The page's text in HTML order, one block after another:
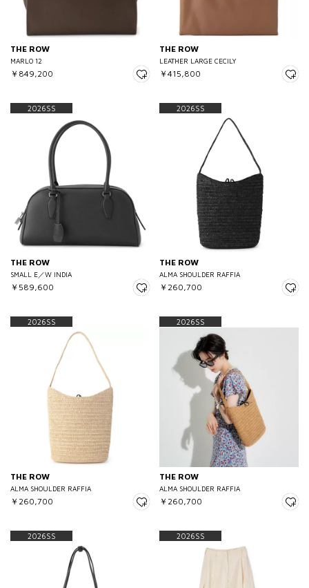
THE ROW
MARLO 12
￥849,200
THE ROW
LEATHER LARGE CECILY
￥415,800
2026SS
THE ROW
SMALL E／W INDIA
￥589,600
2026SS
THE ROW
ALMA SHOULDER RAFFIA
￥260,700
2026SS
THE ROW
ALMA SHOULDER RAFFIA
￥260,700
2026SS
THE ROW
ALMA SHOULDER RAFFIA
￥260,700
2026SS 2026SS